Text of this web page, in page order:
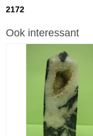
2172
Ook interessant